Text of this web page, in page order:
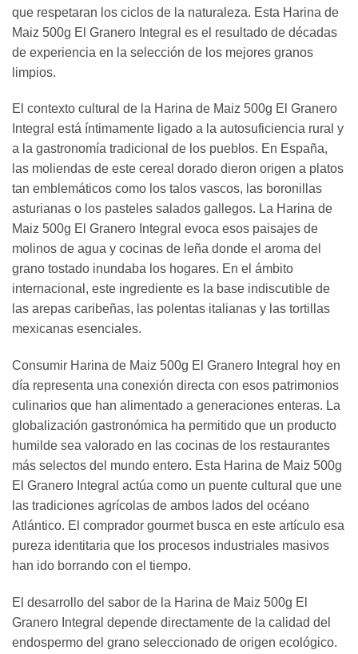
que respetaran los ciclos de la naturaleza. Esta Harina de
Maiz 500g El Granero Integral es el resultado de décadas
de experiencia en la selección de los mejores granos
limpios.
El contexto cultural de la Harina de Maiz 500g El Granero
Integral está íntimamente ligado a la autosuficiencia rural y
a la gastronomía tradicional de los pueblos. En España,
las moliendas de este cereal dorado dieron origen a platos
tan emblemáticos como los talos vascos, las boronillas
asturianas o los pasteles salados gallegos. La Harina de
Maiz 500g El Granero Integral evoca esos paisajes de
molinos de agua y cocinas de leña donde el aroma del
grano tostado inundaba los hogares. En el ámbito
internacional, este ingrediente es la base indiscutible de
las arepas caribeñas, las polentas italianas y las tortillas
mexicanas esenciales.
Consumir Harina de Maiz 500g El Granero Integral hoy en
día representa una conexión directa con esos patrimonios
culinarios que han alimentado a generaciones enteras. La
globalización gastronómica ha permitido que un producto
humilde sea valorado en las cocinas de los restaurantes
más selectos del mundo entero. Esta Harina de Maiz 500g
El Granero Integral actúa como un puente cultural que une
las tradiciones agrícolas de ambos lados del océano
Atlántico. El comprador gourmet busca en este artículo esa
pureza identitaria que los procesos industriales masivos
han ido borrando con el tiempo.
El desarrollo del sabor de la Harina de Maiz 500g El
Granero Integral depende directamente de la calidad del
endospermo del grano seleccionado de origen ecológico.